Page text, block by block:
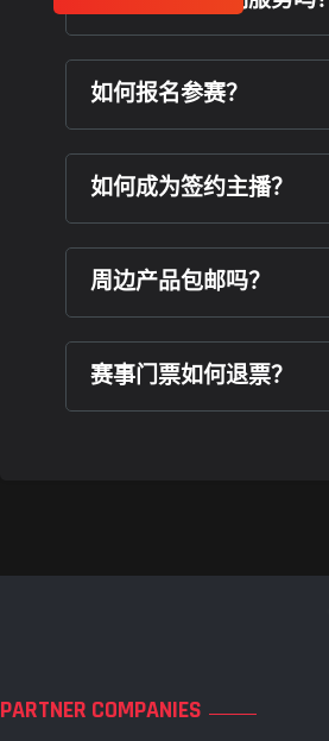
如何报名参赛？
如何成为签约主播？
周边产品包邮吗？
赛事门票如何退票？
PARTNER COMPANIES